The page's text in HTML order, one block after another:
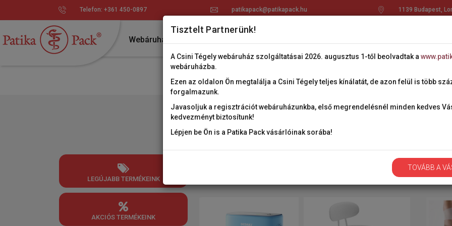
Telefon: +361 450-0897 patikapack@patikapack.hu 1139 Budapest,
Webáruház
Gyógyszertár ellátó és gyógyászati segédeszköz
LEGÚJABB TERMÉKEINK
AKCIÓS TERMÉKEINK
Tisztelt Partnerünk!
A Csini Tégely webáruház szolgáltatásai 2026. augusztus 1-től beolvadtak a
webáruházba.
Ezen az oldalon Ön megtalálja a Csini Tégely teljes kínálatát, de azon felül is több
forgalmazunk.
Javasoljuk a regisztrációt webáruházunkba, első megrendelésnél minden kedves
kedvezményt biztosítunk!
Lépjen be Ön is a Patika Pack vásárlóinak sorába!
TOVÁBB A